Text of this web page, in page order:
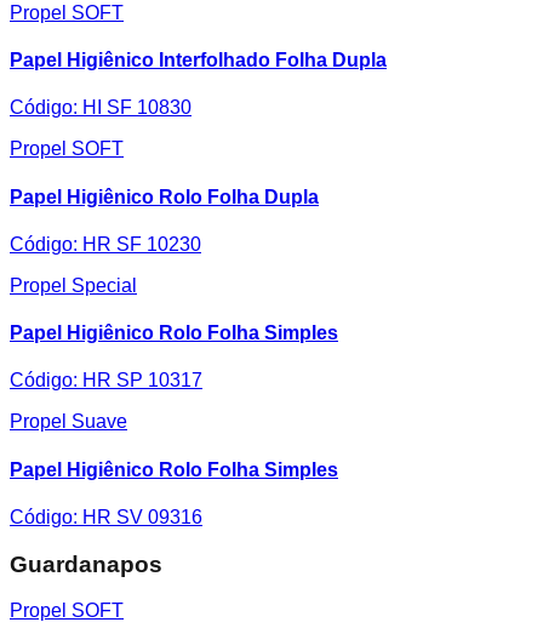
Propel SOFT
Papel Higiênico Interfolhado Folha Dupla
Código: HI SF 10830
Propel SOFT
Papel Higiênico Rolo Folha Dupla
Código: HR SF 10230
Propel Special
Papel Higiênico Rolo Folha Simples
Código: HR SP 10317
Propel Suave
Papel Higiênico Rolo Folha Simples
Código: HR SV 09316
Guardanapos
Propel SOFT